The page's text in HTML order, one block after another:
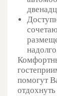
помогут